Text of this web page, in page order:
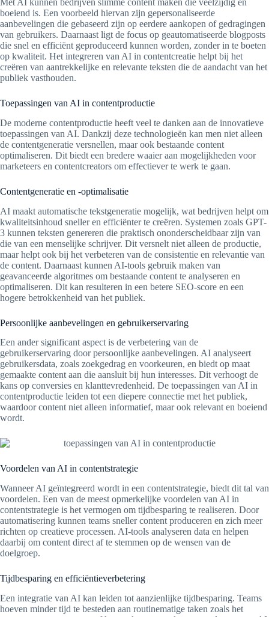
Met AI kunnen bedrijven slimme content maken die veelzijdig en
boeiend is. Een voorbeeld hiervan zijn gepersonaliseerde
aanbevelingen die gebaseerd zijn op eerdere aankopen of gedragingen
van gebruikers. Daarnaast ligt de focus op geautomatiseerde blogposts
die snel en efficiënt geproduceerd kunnen worden, zonder in te boeten
op kwaliteit. Het integreren van AI in contentcreatie helpt bij het
creëren van aantrekkelijke en relevante teksten die de aandacht van het
publiek vasthouden.
Toepassingen van AI in contentproductie
De moderne contentproductie heeft veel te danken aan de innovatieve
toepassingen van AI. Dankzij deze technologieën kan men niet alleen
de contentgeneratie versnellen, maar ook bestaande content
optimaliseren. Dit biedt een bredere waaier aan mogelijkheden voor
marketeers en contentcreators om effectiever te werk te gaan.
Contentgeneratie en -optimalisatie
AI maakt automatische tekstgeneratie mogelijk, wat bedrijven helpt om
kwaliteitsinhoud sneller en efficiënter te creëren. Systemen zoals GPT-
3 kunnen teksten genereren die praktisch ononderscheidbaar zijn van
die van een menselijke schrijver. Dit versnelt niet alleen de productie,
maar helpt ook bij het verbeteren van de consistentie en relevantie van
de content. Daarnaast kunnen AI-tools gebruik maken van
geavanceerde algoritmes om bestaande content te analyseren en
optimaliseren. Dit kan resulteren in een betere SEO-score en een
hogere betrokkenheid van het publiek.
Persoonlijke aanbevelingen en gebruikerservaring
Een ander significant aspect is de verbetering van de
gebruikerservaring door persoonlijke aanbevelingen. AI analyseert
gebruikersdata, zoals zoekgedrag en voorkeuren, en biedt op maat
gemaakte content aan die aansluit bij hun interesses. Dit verhoogt de
kans op conversies en klanttevredenheid. De toepassingen van AI in
contentproductie leiden tot een diepere connectie met het publiek,
waardoor content niet alleen informatief, maar ook relevant en boeiend
wordt.
Voordelen van AI in contentstrategie
Wanneer AI geïntegreerd wordt in een contentstrategie, biedt dit tal van
voordelen. Een van de meest opmerkelijke voordelen van AI in
contentstrategie is het vermogen om tijdbesparing te realiseren. Door
automatisering kunnen teams sneller content produceren en zich meer
richten op creatieve processen. AI-tools analyseren data en helpen
daarbij om content direct af te stemmen op de wensen van de
doelgroep.
Tijdbesparing en efficiëntieverbetering
Een integratie van AI kan leiden tot aanzienlijke tijdbesparing. Teams
hoeven minder tijd te besteden aan routinematige taken zoals het